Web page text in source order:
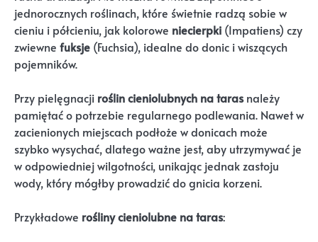
jednorocznych roślinach, które świetnie radzą sobie w
cieniu i półcieniu, jak kolorowe niecierpki (Impatiens) czy
zwiewne fuksje (Fuchsia), idealne do donic i wiszących
pojemników.
Przy pielęgnacji roślin cieniolubnych na tarasnależy
pamiętać o potrzebie regularnego podlewania. Nawet w
zacienionych miejscach podłoże w donicach może
szybko wysychać, dlatego ważne jest, aby utrzymywać je
w odpowiedniej wilgotności, unikając jednak zastoju
wody, który mógłby prowadzić do gnicia korzeni.
Przykładowe rośliny cieniolubne na taras: